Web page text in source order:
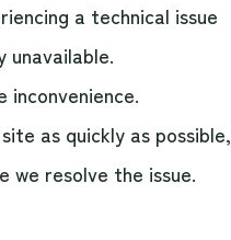
a technical issue
unavailable.
inconvenience.
as quickly as possible,
we resolve the issue.